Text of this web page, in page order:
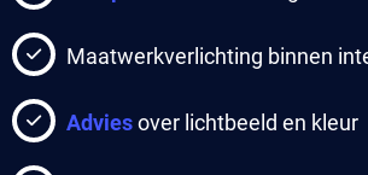
Maatwerkverlichting binnen
Adviesover lichtbeeld en kleur